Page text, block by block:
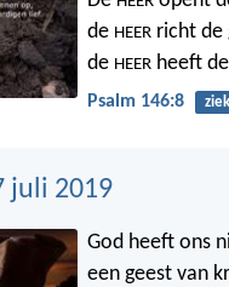
de HEER richt de
de HEER heeft
Psalm 146:8
juli 2019
God heeft ons
een geest van